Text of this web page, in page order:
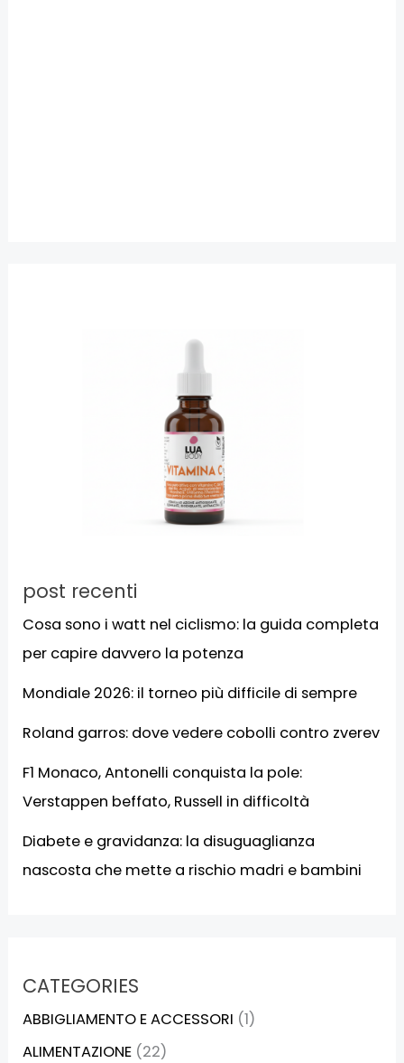
post recenti
Cosa sono i watt nel ciclismo: la guida completa
per capire davvero la potenza
Mondiale 2026: il torneo più difficile di sempre
Roland garros: dove vedere cobolli contro zverev
F1 Monaco, Antonelli conquista la pole:
Verstappen beffato, Russell in difficoltà
Diabete e gravidanza: la disuguaglianza
nascosta che mette a rischio madri e bambini
CATEGORIES
ABBIGLIAMENTO E ACCESSORI (1)
ALIMENTAZIONE (22)